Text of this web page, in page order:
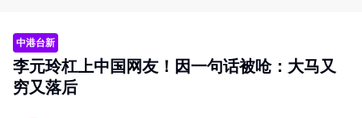
中港台新
李元玲杠上中国网友！因一句话被呛：大马又
穷又落后